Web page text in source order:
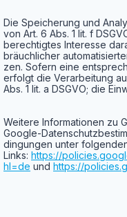
Die Spei­che­rung und
von Art. 6 Abs. 1 lit. f
berech­tig­tes Inter­es­se
bräuch­li­cher
zen. Sofern eine
erfolgt die Ver­ar­bei­tung
Abs. 1 lit. a DSGVO; die
Wei­te­re Infor­ma­tio­nen zu
Goog­le-
din­gun­gen unter
Links: https://
hl=de und https://